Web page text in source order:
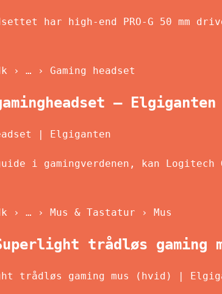
har high-end PRO-G 50 mm
› … › Gaming headset
– Elgiganten
| Elgiganten
i gamingverdenen, kan
› … › Mus & Tastatur › Mus
trådløs gaming
trådløs gaming mus (hvid) |